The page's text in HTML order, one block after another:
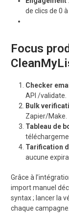
de clics de 0 à
Focus
Checker
API/validate
Bulk
Zapier/Make.
Tableau de
Tarification
aucune
Grâce à
import manuel
syntax ; lancer la
chaque campagne.